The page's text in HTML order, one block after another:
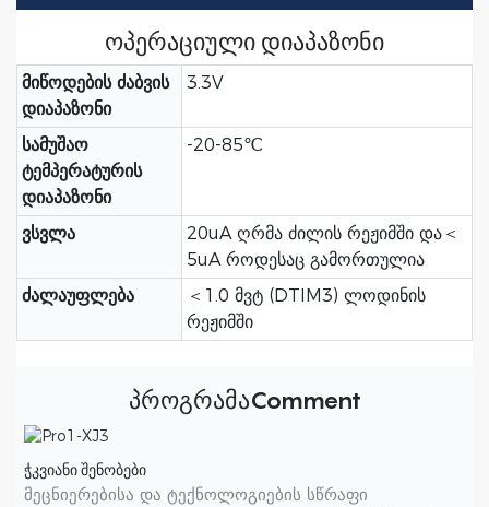
ოპერაციული დიაპაზონი
მიწოდების ძაბვის
დიაპაზონი
3.3V
სამუშაო
ტემპერატურის
დიაპაზონი
-20-85℃
ვსვლა
20uA ღრმა ძილის რეჟიმში და＜
5uA როდესაც გამორთულია
ძალაუფლება
＜1.0 მვტ (DTIM3) ლოდინის
რეჟიმში
პროგრამაComment
ჭკვიანი შენობები
მეცნიერებისა და ტექნოლოგიების სწრაფი